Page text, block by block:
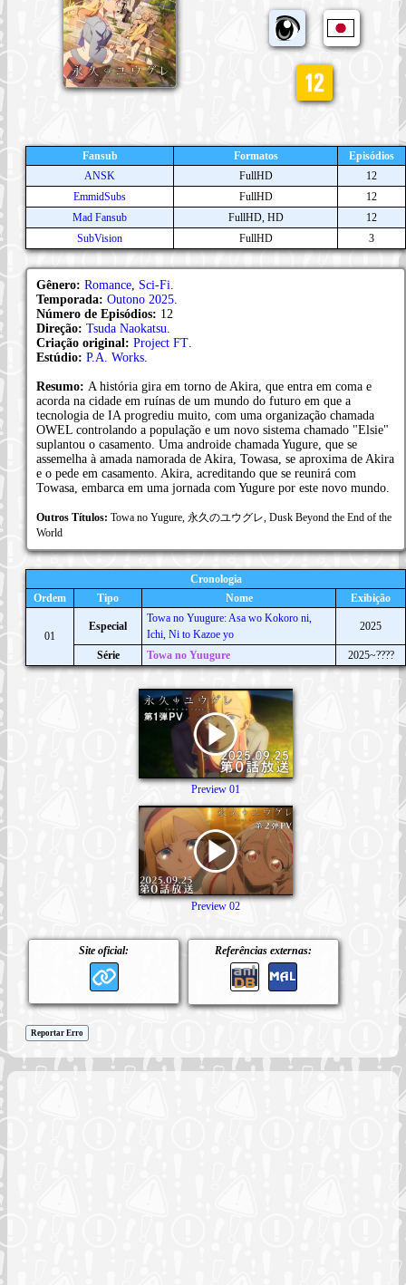
Fansub Formatos
Episódios
ANSK
FullHD
12
EmmidSubs
FullHD
12
Mad Fansub
FullHD, HD
12
SubVision
FullHD 3
Gênero: Romance Sci-Fi
Temporada: Outono 2025
Número de Episódios: 12
Direção: Tsuda Naokatsu
Criação original: Project FT
Estúdio: P.A. Works
Resumo: A história gira em torno de Akira, que entra em coma e
acorda na cidade em ruínas de um mundo do futuro em que a
tecnologia de IA progrediu muito, com uma organização chamada
OWEL controlando a população e um novo sistema chamado "Elsie"
suplantou o casamento. Uma androide chamada Yugure, que se
assemelha à amada namorada de Akira, Towasa, se aproxima de Akira
e o pede em casamento. Akira, acreditando que se reunirá com
Towasa, embarca em uma jornada com Yugure por este novo mundo.
Outros Títulos: Towa no Yugure, 永久のユウグレ, Dusk Beyond the End of the
World
Cronologia
Ordem
Tipo Nome Exibição
01
Especial
Towa no Yuugure: Asa wo Kokoro ni,
Ichi, Ni to Kazoe yo
2025
Série Towa no Yuugure 2025~????
Site oficial: Referências externas:
Preview 01
Preview 02
Reportar Erro